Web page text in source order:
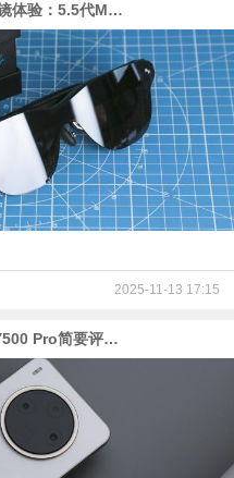
爱你不贵的模样~，雷鸟Air4智能眼镜体验：5.5代Micro-OLED屏、首发AI HDR、B&O联调的四扬声器
2025-11-13 17:15
1799元起的2亿像素三防机，vivo Y500 Pro简要评测【样张对比豪威OV50E、格科微GC50F6】